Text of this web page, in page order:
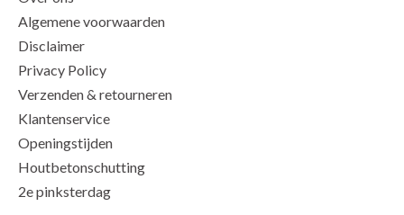
Algemene voorwaarden
Disclaimer
Privacy Policy
Verzenden & retourneren
Klantenservice
Openingstijden
Houtbetonschutting
2e pinksterdag